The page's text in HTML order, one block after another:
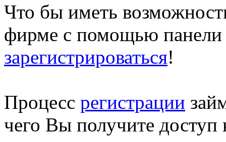
Что бы иметь
фирме с помощью панели
зарегистрироваться!
Процесс регистрации
чего Вы получите доступ